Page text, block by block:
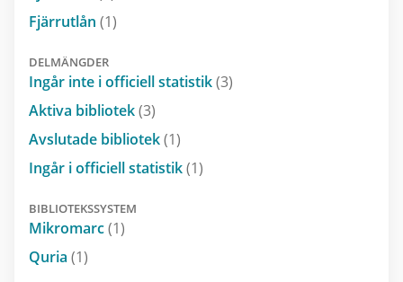
Fjärrutlån (1)
DELMÄNGDER
Ingår inte i officiell statistik(3)
Aktiva bibliotek(3)
Avslutade bibliotek(1)
Ingår i officiell statistik(1)
BIBLIOTEKSSYSTEM
Mikromarc(1)
Quria (1)